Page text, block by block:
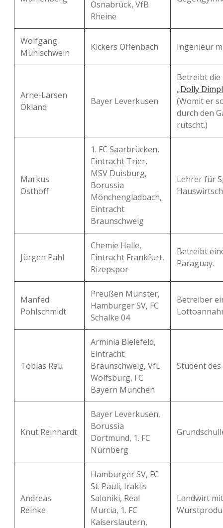
Osnabrück, VfB
Rheine
Wolfgang
Mühlschwein
Kickers Offenbach Ingenieur
Arne-Larsen
Ökland
Bayer Leverkusen
Betreibt die
„Dolly
(Womit er
durch den
rutscht.)
Markus
Osthoff
1. FC Saarbrücken,
Eintracht Trier,
MSV Duisburg,
Borussia
Mönchengladbach,
Eintracht
Braunschweig
Lehrer für
Jürgen Pahl
Chemie Halle,
Eintracht Frankfurt,
Rizepspor
Betreibt
Paraguay.
Manfed
Pohlschmidt
Preußen Münster,
Hamburger SV, FC
Schalke 04
Betreiber
Tobias Rau
Arminia Bielefeld,
Eintracht
Braunschweig, VfL
Wolfsburg, FC
Bayern München
Student
Knut Reinhardt
Bayer Leverkusen,
Borussia
Dortmund, 1. FC
Nürnberg
Andreas
Reinke
Hamburger SV, FC
St. Pauli, Iraklis
Saloniki, Real
Murcia, 1. FC
Kaiserslautern,
Landwirt